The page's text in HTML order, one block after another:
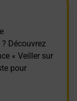
Découvrez
« Veiller sur
pour